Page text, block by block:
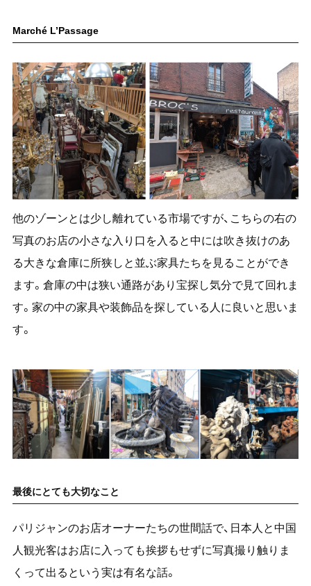
Marché L’Passage
他のゾーンとは少し離れている市場ですが、こちらの右の
写真のお店の小さな入り口を入ると中には吹き抜けのあ
る大きな倉庫に所狭しと並ぶ家具たちを見ることができ
ます。倉庫の中は狭い通路があり宝探し気分で見て回れま
す。家の中の家具や装飾品を探している人に良いと思いま
す。
最後にとても大切なこと
パリジャンのお店オーナーたちの世間話で、日本人と中国
人観光客はお店に入っても挨拶もせずに写真撮り触りま
くって出るという実は有名な話。